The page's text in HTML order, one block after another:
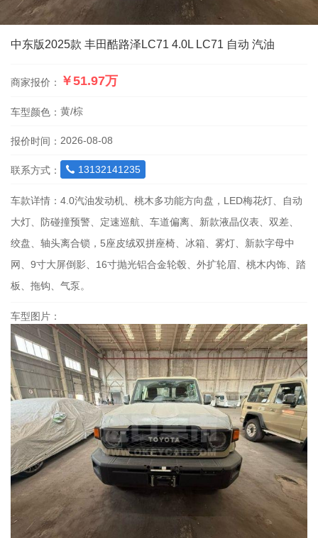
中东版2025款 丰田酷路泽LC71 4.0L LC71 自动 汽油
商家报价： ￥51.97万
车型颜色： 黄/棕
报价时间： 2026-08-08
联系方式：  13132141235
车款详情： 4.0汽油发动机、桃木多功能方向盘，LED梅花灯、自动
大灯、防碰撞预警、定速巡航、车道偏离、新款液晶仪表、双差、
绞盘、轴头离合锁，5座皮绒双拼座椅、冰箱、雾灯、新款字母中
网、9寸大屏倒影、16寸抛光铝合金轮毂、外扩轮眉、桃木内饰、踏
板、拖钩、气泵。
车型图片：